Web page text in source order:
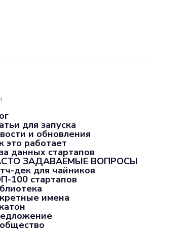
для запуска
и обновления
это работает
данных стартапов
ЗАДАВАЕМЫЕ ВОПРОСЫ
дек для чайников
100 стартапов
имена